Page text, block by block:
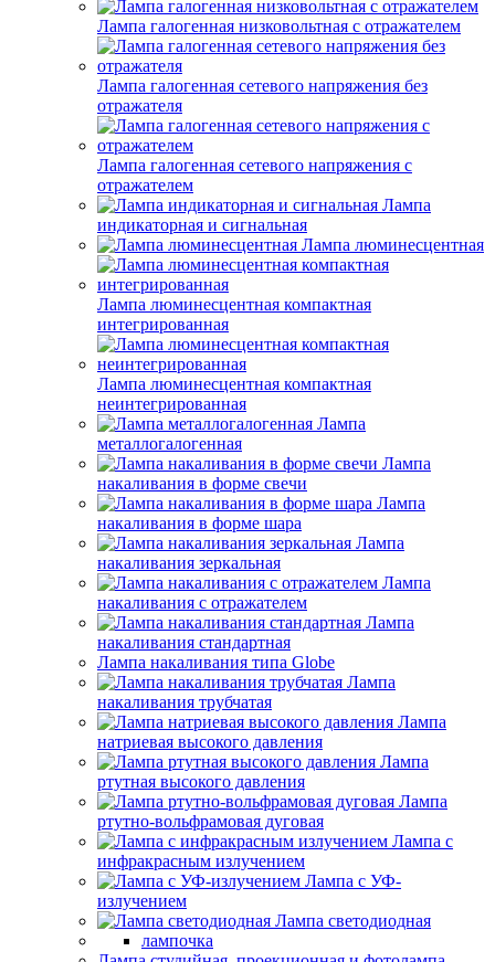
Лампа галогенная низковольтная с отражателем
Лампа галогенная сетевого напряжения без
отражателя
Лампа галогенная сетевого напряжения с
отражателем
Лампа
индикаторная и сигнальная
Лампа люминесцентная
Лампа люминесцентная компактная
интегрированная
Лампа люминесцентная компактная
неинтегрированная
Лампа
металлогалогенная
Лампа
накаливания в форме свечи
Лампа
накаливания в форме шара
Лампа
накаливания зеркальная
Лампа
накаливания с отражателем
Лампа
накаливания стандартная
Лампа накаливания типа Globe
Лампа
накаливания трубчатая
Лампа
натриевая высокого давления
Лампа
ртутная высокого давления
Лампа
ртутно-вольфрамовая дуговая
Лампа с
инфракрасным излучением
Лампа с УФ-
излучением
Лампа светодиодная
лампочка